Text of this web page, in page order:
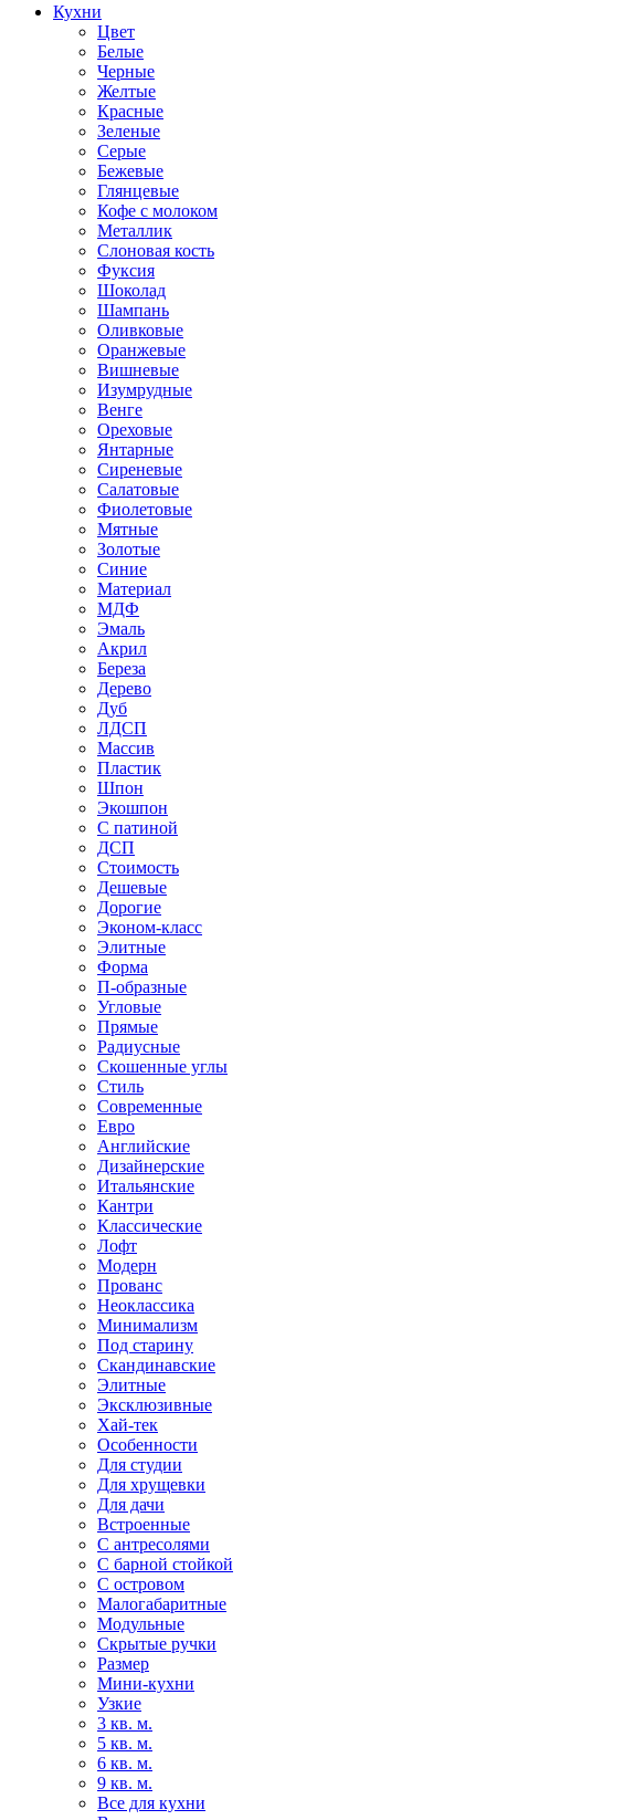
Кухни
Цвет
Белые
Черные
Желтые
Красные
Зеленые
Серые
Бежевые
Глянцевые
Кофе с молоком
Металлик
Слоновая кость
Фуксия
Шоколад
Шампань
Оливковые
Оранжевые
Вишневые
Изумрудные
Венге
Ореховые
Янтарные
Сиреневые
Салатовые
Фиолетовые
Мятные
Золотые
Синие
Материал
МДФ
Эмаль
Акрил
Береза
Дерево
Дуб
ЛДСП
Массив
Пластик
Шпон
Экошпон
С патиной
ДСП
Стоимость
Дешевые
Дорогие
Эконом-класс
Элитные
Форма
П-образные
Угловые
Прямые
Радиусные
Скошенные углы
Стиль
Современные
Евро
Английские
Дизайнерские
Итальянские
Кантри
Классические
Лофт
Модерн
Прованс
Неоклассика
Минимализм
Под старину
Скандинавские
Элитные
Эксклюзивные
Хай-тек
Особенности
Для студии
Для хрущевки
Для дачи
Встроенные
С антресолями
С барной стойкой
С островом
Малогабаритные
Модульные
Скрытые ручки
Размер
Мини-кухни
Узкие
3 кв. м.
5 кв. м.
6 кв. м.
9 кв. м.
Все для кухни